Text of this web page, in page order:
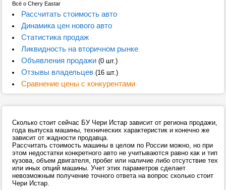
Всё о Chery Eastar
Рассчитать стоимость авто
Динамика цен нового авто
Статистика продаж
Ликвидность на вторичном рынке
Объявления продажи(0 шт.)
Отзывы владельцев(16 шт.)
Сравнение цены с конкурентами
Сколько стоит сейчас БУ Чери Истар зависит от региона продажи,
года выпуска машины, технических характеристик и конечно же
зависит от жадности продавца.
Рассчитать стоимость машины в целом по России можно, но при
этом недостатки конкретного авто не учитываются равно как и тип
кузова, объем двигателя, пробег или наличие либо отсутствие тех
или иных опций машины. Учет этих параметров сделает
невозможным получение точного ответа на вопрос сколько стоит
Чери Истар.